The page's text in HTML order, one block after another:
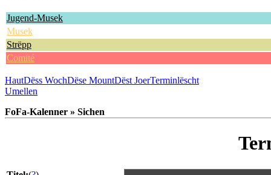
Jugend-Musek
Musek
Strëpp
Comité
HautDëss WochDëse MountDëst JoerTerminlëscht
Umellen
FoFa-Kalenner » Sichen